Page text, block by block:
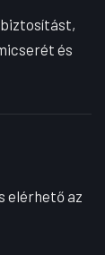
biztosítást,
és
elérhető az